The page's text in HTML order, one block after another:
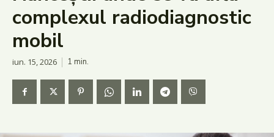
Vinării
Patrimoniu
Produs Acasă
complexul radiodiagnostic
mobil
iun. 15, 2026 1 min.